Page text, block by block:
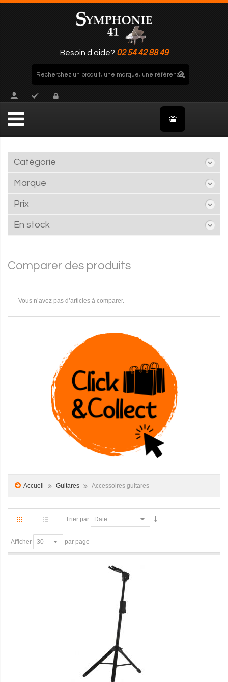
Besoin d'aide? 02 54 42 88 49
Catégorie
Marque
Prix
En stock
Comparer des produits
Vous n’avez pas d’articles à comparer.
Accueil Guitares Accessoires guitares
Trier par
Afficher par page